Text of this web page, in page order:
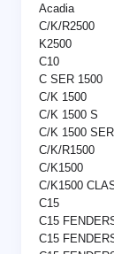
Acadia
C/K/R2500
K2500
C10
C SER 1500
C/K 1500
C/K 1500 S
C/K 1500
C/K/R1500
C/K1500
C/K1500
C15
C15
C15